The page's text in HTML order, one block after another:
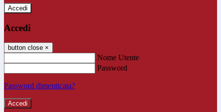
Accedi
Accedi
button close ×
Nome Utente
Password
Password dimenticata?